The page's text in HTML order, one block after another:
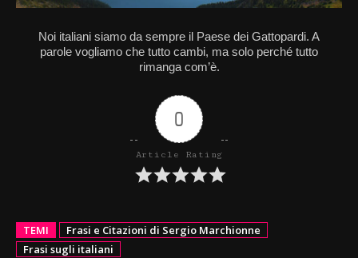
Noi italiani siamo da sempre il Paese dei Gattopardi. A
parole vogliamo che tutto cambi, ma solo perché tutto
rimanga com’è.
0
Article Rating
TEMI
Frasi e Citazioni di Sergio Marchionne
Frasi sugli italiani